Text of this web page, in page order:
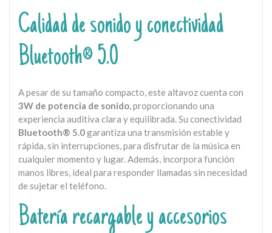
Calidad de sonido y conectividad
Bluetooth® 5.0
A pesar de su tamaño compacto, este altavoz cuenta con
3W de potencia de sonido, proporcionando una
experiencia auditiva clara y equilibrada. Su conectividad
Bluetooth® 5.0garantiza una transmisión estable y
rápida, sin interrupciones, para disfrutar de la música en
cualquier momento y lugar. Además, incorpora función
manos libres, ideal para responder llamadas sin necesidad
de sujetar el teléfono.
Batería recargable y accesorios